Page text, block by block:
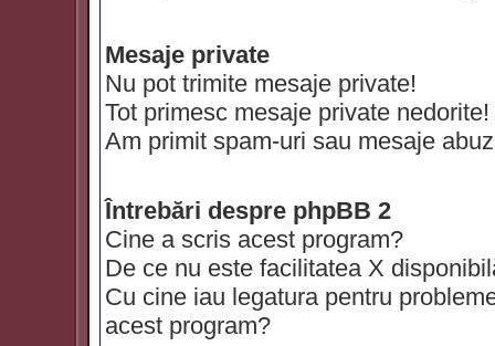
Mesaje private
Nu pot trimite mesaje private!
Tot primesc mesaje private nedorite!
Am primit spam-uri sau mesaje
Întrebări despre phpBB 2
Cine a scris acest program?
De ce nu este facilitatea X
Cu cine iau legatura pentru
acest program?